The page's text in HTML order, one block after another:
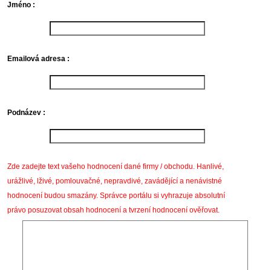
Jméno :
Emailová adresa :
Podnázev :
Zde zadejte text vašeho hodnocení dané firmy / obchodu. Hanlivé,
urážlivé, lživé, pomlouvačné, nepravdivé, zavádějící a nenávistné
hodnocení budou smazány. Správce portálu si vyhrazuje absolutní
právo posuzovat obsah hodnocení a tvrzení hodnocení ověřovat.